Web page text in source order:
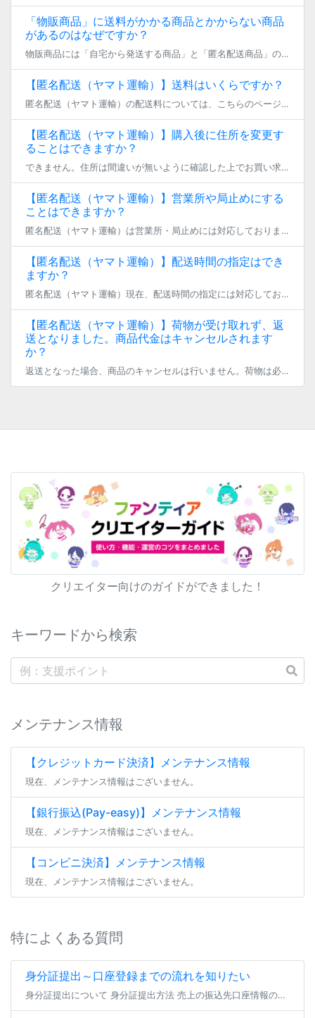
「物販商品」に送料がかかる商品とかからない商品
があるのはなぜですか？
物販商品には「自宅から発送する商品」と「匿名配送商品」の2種類があり、 このうち「匿名配送（ヤマト運輸）」を選択している場合は別途送料が必要となります。
【匿名配送（ヤマト運輸）】送料はいくらですか？
匿名配送（ヤマト運輸）の配送料については、こちらのページをご覧ください。 https://fantia.jp/help/ship_price また、配送料については、購入ページでご確認いただくことができます。
【匿名配送（ヤマト運輸）】購入後に住所を変更す
ることはできますか？
できません。住所は間違いが無いように確認した上でお買い求めください。
【匿名配送（ヤマト運輸）】営業所や局止めにする
ことはできますか？
匿名配送（ヤマト運輸）は営業所・局止めには対応しておりません。 ご購入者様のご住所にて必ずご登録をお願いいたします。 なお、住所に不備等がある場合は、お支払いいただいた決済が反映されないことがございます。 上記の場合、ご […]
【匿名配送（ヤマト運輸）】配送時間の指定はでき
ますか？
匿名配送（ヤマト運輸）現在、配送時間の指定には対応しておりません。
【匿名配送（ヤマト運輸）】荷物が受け取れず、返
送となりました。商品代金はキャンセルされます
か？
返送となった場合、商品のキャンセルは行いません。荷物は必ずお受け取りができる住所をご指定ください。
クリエイター向けのガイドができました！
キーワードから検索
メンテナンス情報
【クレジットカード決済】メンテナンス情報
現在、メンテナンス情報はございません。
【銀行振込(Pay-easy)】メンテナンス情報
現在、メンテナンス情報はございません。
【コンビニ決済】メンテナンス情報
現在、メンテナンス情報はございません。
特によくある質問
身分証提出～口座登録までの流れを知りたい
身分証提出について 身分証提出方法 売上の振込先口座情報の登録（または編集） よくあるご質問 身分証提出について ファンティアにてファンクラブを開設する場合、 全年齢・成人向けを問わず全てのファンクラブにて身分証の提出が […]